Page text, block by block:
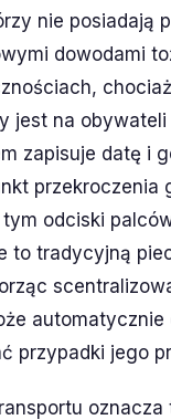
nie posiadają
dowodami
jest na
zapisuje datę i
przekroczenia
odciski
to tradycyjną
automatycznie
przypadki jego
oznacza